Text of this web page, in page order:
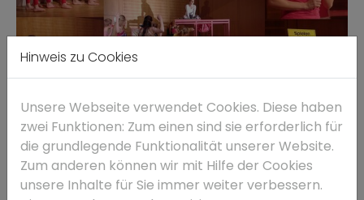
Fotos: Jürgen Weber
Hinweis zu Cookies
Unsere Webseite verwendet Cookies. Diese haben
zwei Funktionen: Zum einen sind sie erforderlich für
die grundlegende Funktionalität unserer Website.
Zum anderen können wir mit Hilfe der Cookies
unsere Inhalte für Sie immer weiter verbessern.